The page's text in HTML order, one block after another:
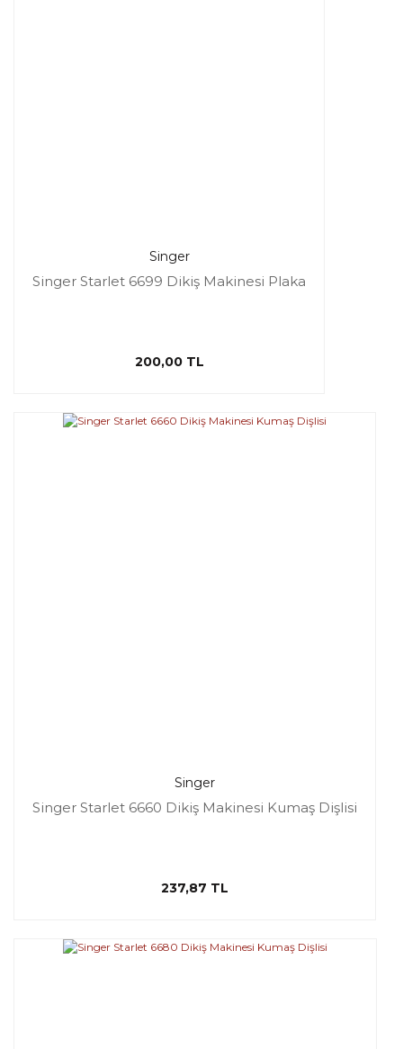
Singer
Singer Starlet 6699 Dikiş Makinesi Plaka
200,00 TL
Singer
Singer Starlet 6660 Dikiş Makinesi Kumaş Dişlisi
237,87 TL